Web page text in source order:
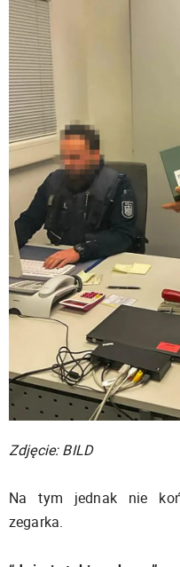
Zdjęcie: BILD
Na tym jednak nie
zegarka.